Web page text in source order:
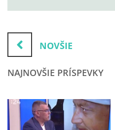
NOVŠIE
NAJNOVŠIE PRÍSPEVKY